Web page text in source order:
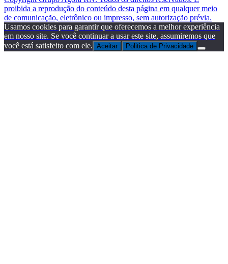
proibida a reprodução do conteúdo desta página em qualquer meio
de comunicação, eletrônico ou impresso, sem autorização prévia.
Usamos cookies para garantir que oferecemos a melhor experiência
em nosso site. Se você continuar a usar este site, assumiremos que
você está satisfeito com ele. Aceitar Politica de Privacidade